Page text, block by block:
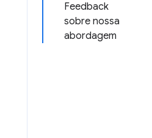
Feedback
sobre nossa
abordagem